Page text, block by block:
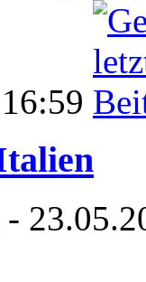
16:59
-